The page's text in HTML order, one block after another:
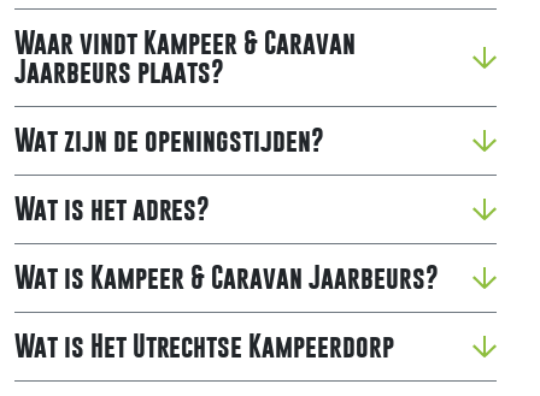
Waar vindt Kampeer & Caravan
Jaarbeurs plaats?
Wat zijn de openingstijden?
Wat is het adres?
Wat is Kampeer & Caravan Jaarbeurs?
Wat is Het Utrechtse Kampeerdorp